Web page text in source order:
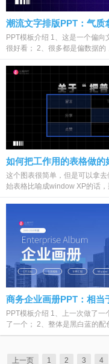
潮流文字排版PPT：气质
PPT模板介绍 1、这是一个偏
很好看； 2、很多都是偏数据
如何把工作用的表格做的
这个图表很简单，但是可以拿
始表格比喻成window XP的话
商务企业画册PPT：相当
PPT模板介绍 1、上一次做了
了一个； 2、整体是黑白蓝的
上一页 1 2 3 4